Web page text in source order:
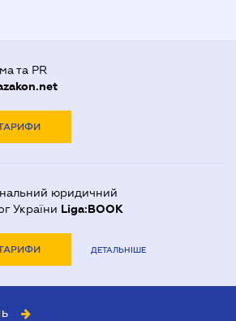
та PR
юридичний
України Liga:BOOK
ДЕТАЛЬНІШЕ